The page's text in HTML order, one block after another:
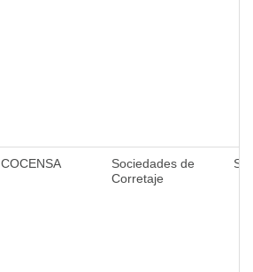
COCENSA
Sociedades de
Corretaje